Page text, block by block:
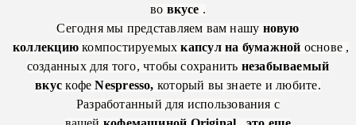
во вкусе .
Сегодня мы представляем вам нашу новую
коллекциюкомпостируемыхкапсул на бумажной основе ,
созданных для того, чтобы сохранить незабываемый
вкус кофеNespresso, который вы знаете и любите.
Разработанный для использования с